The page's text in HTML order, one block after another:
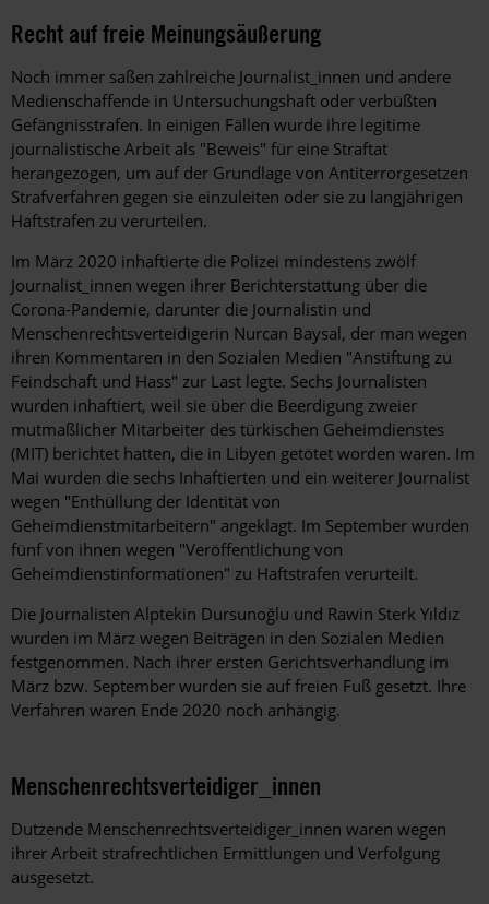
Recht auf freie Meinungsäußerung
Noch immer saßen zahlreiche Journalist_innen und andere
Medienschaffende in Untersuchungshaft oder verbüßten
Gefängnisstrafen. In einigen Fällen wurde ihre legitime
journalistische Arbeit als "Beweis" für eine Straftat
herangezogen, um auf der Grundlage von Antiterrorgesetzen
Strafverfahren gegen sie einzuleiten oder sie zu langjährigen
Haftstrafen zu verurteilen.
Im März 2020 inhaftierte die Polizei mindestens zwölf
Journalist_innen wegen ihrer Berichterstattung über die
Corona-Pandemie, darunter die Journalistin und
Menschenrechtsverteidigerin Nurcan Baysal, der man wegen
ihren Kommentaren in den Sozialen Medien "Anstiftung zu
Feindschaft und Hass" zur Last legte. Sechs Journalisten
wurden inhaftiert, weil sie über die Beerdigung zweier
mutmaßlicher Mitarbeiter des türkischen Geheimdienstes
(MIT) berichtet hatten, die in Libyen getötet worden waren. Im
Mai wurden die sechs Inhaftierten und ein weiterer Journalist
wegen "Enthüllung der Identität von
Geheimdienstmitarbeitern" angeklagt. Im September wurden
fünf von ihnen wegen "Veröffentlichung von
Geheimdienstinformationen" zu Haftstrafen verurteilt.
Die Journalisten Alptekin Dursunoğlu und Rawin Sterk Yıldız
wurden im März wegen Beiträgen in den Sozialen Medien
festgenommen. Nach ihrer ersten Gerichtsverhandlung im
März bzw. September wurden sie auf freien Fuß gesetzt. Ihre
Verfahren waren Ende 2020 noch anhängig.
Menschenrechtsverteidiger_innen
Dutzende Menschenrechtsverteidiger_innen waren wegen
ihrer Arbeit strafrechtlichen Ermittlungen und Verfolgung
ausgesetzt.